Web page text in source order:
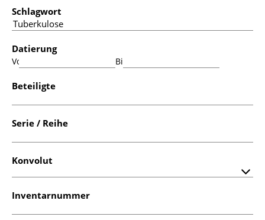
Schlagwort
Datierung
Von: Bis:
Beteiligte
Serie / Reihe
Konvolut
Inventarnummer